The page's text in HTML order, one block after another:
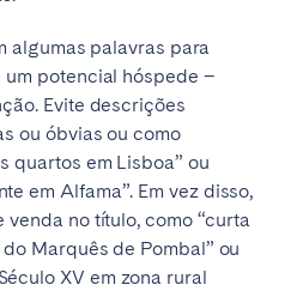
algumas palavras para
potencial hóspede –
Evite descrições
ou óbvias ou como
quartos em Lisboa” ou
em Alfama”. Em vez disso,
no título, como “curta
Marquês de Pombal” ou
XV em zona rural